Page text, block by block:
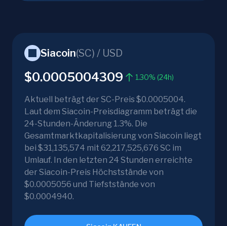
Siacoin(SC) / USD
$0.0005004309 1.30% (24h)
Aktuell beträgt der SC-Preis $0.0005004.
Laut dem Siacoin-Preisdiagramm beträgt die
24-Stunden-Änderung 1.3%. Die
Gesamtmarktkapitalisierung von Siacoin liegt
bei $31,135,574 mit 62,217,525,676 SC im
Umlauf. In den letzten 24 Stunden erreichte
der Siacoin-Preis Höchststände von
$0.0005056 und Tiefststände von
$0.0004940.